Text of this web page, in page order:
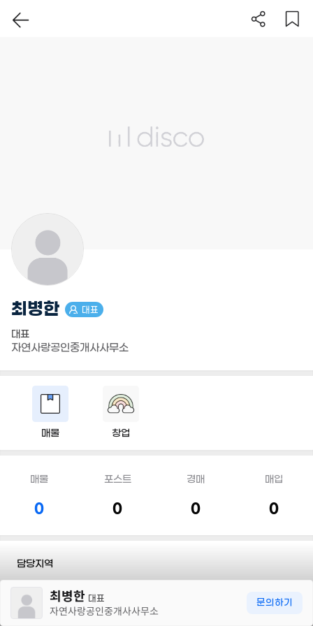
최병한 대표
대표
자연사랑공인중개사사무소
매물 창업
매물
0
포스트
0
경매
0
매입
0
담당지역
전화 최병한 대표
자연사랑공인중개사사무소
문의하기